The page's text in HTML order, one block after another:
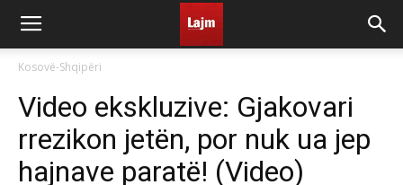
Kosovë-Shqipëri
Video ekskluzive: Gjakovari
rrezikon jetën, por nuk ua jep
hajnave paratë! (Video)